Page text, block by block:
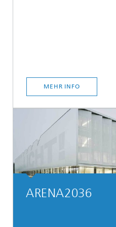
MEHR INFO
ARENA2036